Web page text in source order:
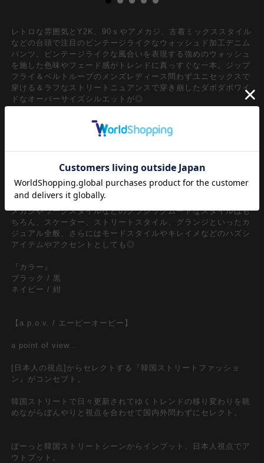
レトロな雰囲気とY2K、90ｓやアメカジ、古着ミックススタイル
などの台頭で注目のビンテージライクなウォッシュド加工デニム
パンツ。ビンテージライクな風合いを表現する強めのウォッシュ
を施した色味やフェード感がトレンドに真っすぐな一本。ジップ
フライ＆ベルトループのメンズレディース問わずユニセックスで
穿ける＆ラフなストリートニュアンスで穿き崩したダボダボワイ
ドなオーバーサイズシルエットが◎
アンティークな古着の趣を感じさせるウォッシュドコットンデニ
ム×立体裁断でのテクニカルな超極太ワイドシルエットがインパ
なデザインへとブラッシュアップ。立体裁断のラインに合わせて
踊るようにカーブするクラッシュフェイスが躍動感あふれる主役
顔な一本。韓国ストリートファッションの『今』を映し出すよう
なデザインスタイルは、90ｓ/Y2Kスタイル、古着ミックス、ア
メカジやワークスタイルなどのクラシックムードなスタイルはも
ちろん、スケーター、ストリートスタイル、グランジといったカ
ジュアル全般、さらにはモードスタイルやキレイメなどのハズシ
アイテムやアクセントとしても◎
『カラー』
ブラック / 黒
ネイビー / 紺
【a.p.o.v. / エーピーオービー】
a point of view...
[日本人の視点]からセレクトする『韓国ストリートファッショ
ン』がコンセプト。
韓国ストリートで日々更新されてゆくトレンドの移り変わりを眺
めながらぼんやりと視点を合わせて国内外問わずにセレクト。
ぼーっと韓国ストリートシーンからインプット、日本人視点でア
ウトプット。